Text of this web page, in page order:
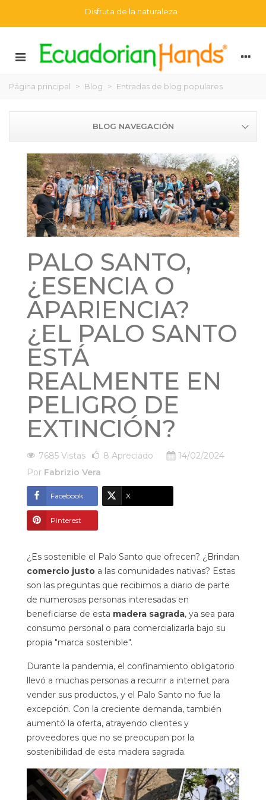
Disfruta de la naturaleza
Página principal > Blog > Entradas de blog populares
BLOG NAVEGACIÓN
PALO SANTO,
¿ESENCIA O
APARIENCIA?
¿EL PALO SANTO
ESTÁ
REALMENTE EN
PELIGRO DE
EXTINCIÓN?
7685 Vistas 8 Apreciado
14/02/2024
Por Fabrizio Vera
Facebook X
Pinterest
¿Es sostenible el Palo Santo que ofrecen? ¿Brindan
comercio justo a las comunidades nativas? Estas
son las preguntas que recibimos a diario de parte
de numerosas personas interesadas en
beneficiarse de esta madera sagrada, ya sea para
consumo personal o para comercializarla bajo su
propia "marca sostenible".
Durante la pandemia, el confinamiento obligatorio
llevó a muchas personas a recurrir a internet para
vender sus productos, y el Palo Santo no fue la
excepción. Con la creciente demanda, también
aumentó la oferta, atrayendo clientes y
proveedores que no se preocupan por la
sostenibilidad de esta madera sagrada.